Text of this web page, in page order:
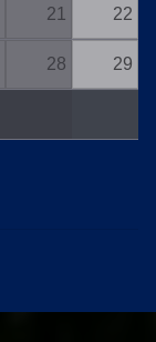
21 22
28 29